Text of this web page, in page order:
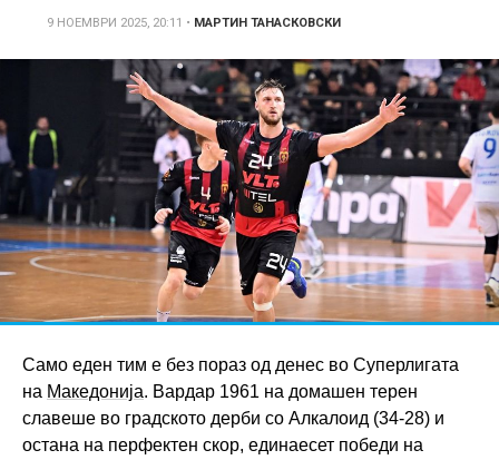
9 НОЕМВРИ 2025, 20:11 • МАРТИН ТАНАСКОВСКИ
Само еден тим е без пораз од денес во Суперлигата
на Македонија. Вардар 1961 на домашен терен
славеше во градското дерби со Алкалоид (34-28) и
остана на перфектен скор, единаесет победи на